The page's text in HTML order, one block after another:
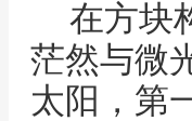
在方块
茫然与微
太阳，第